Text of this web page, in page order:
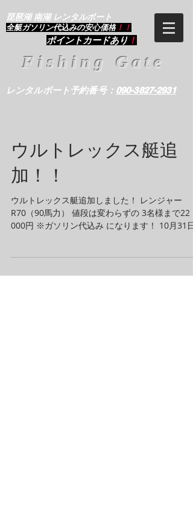
琵琶湖 南湖 レンタルボート
​全艇ガソリン代込みの安心価格 ！！
ポイントカードあり ！
Fishing Gate
レンタルボート予約番号： 090-3827-2931
ウルトレックス艇追
加！！
ウルトレックス艇追加しました！ レンジャー
R70（90馬力） 値段は変わらずの 3名様まで22，
000円 ※ガソリン代込み になります！ 10月31日